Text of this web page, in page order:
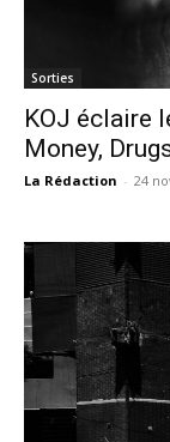
Sorties
KOJ éclaire
Money,
La Rédaction - 24